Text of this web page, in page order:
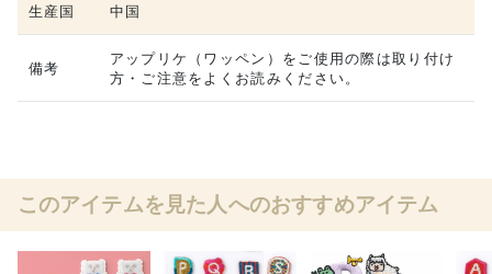
生産国 中国
備考
アップリケ（ワッペン）をご使用の際は取り付け
方・ご注意をよくお読みください。
このアイテムを見た人へのおすすめアイテム